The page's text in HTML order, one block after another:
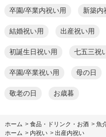
卒園/卒業内祝い用 新築内
結婚祝い用 出産祝い用
初誕生日祝い用 七五三祝
卒園/卒業祝い用 母の日
敬老の日 お歳暮
ホーム > 食品・ドリンク・お酒 > 魚
ホーム > 内祝い > 出産内祝い